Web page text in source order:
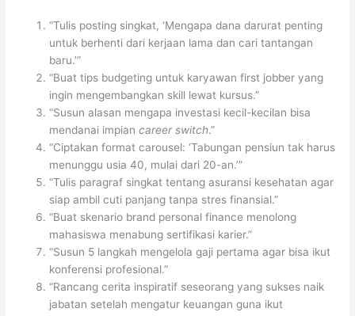
“Tulis posting singkat, ‘Mengapa dana darurat penting
untuk berhenti dari kerjaan lama dan cari tantangan
baru.’”
“Buat tips budgeting untuk karyawan first jobber yang
ingin mengembangkan skill lewat kursus.”
“Susun alasan mengapa investasi kecil-kecilan bisa
mendanai impiancareer switch.”
“Ciptakan format carousel: ‘Tabungan pensiun tak harus
menunggu usia 40, mulai dari 20-an.’”
“Tulis paragraf singkat tentang asuransi kesehatan agar
siap ambil cuti panjang tanpa stres finansial.”
“Buat skenario brand personal finance menolong
mahasiswa menabung sertifikasi karier.”
“Susun 5 langkah mengelola gaji pertama agar bisa ikut
konferensi profesional.”
“Rancang cerita inspiratif seseorang yang sukses naik
jabatan setelah mengatur keuangan guna ikut